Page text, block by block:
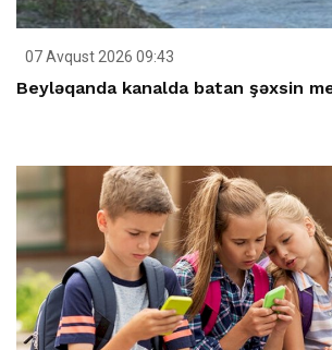
07 Avqust 2026 09:43
Beyləqanda kanalda batan şəxsin